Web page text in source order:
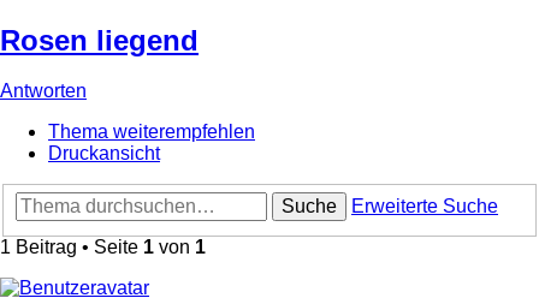
Rosen liegend
Antworten
Thema weiterempfehlen
Druckansicht
Suche
Erweiterte Suche
1 Beitrag • Seite 1 von 1